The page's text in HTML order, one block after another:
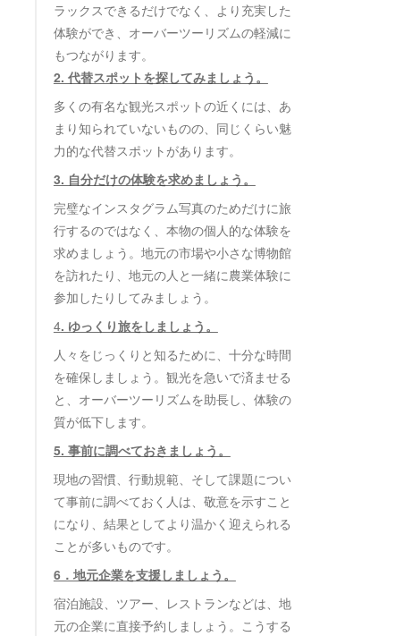
ラックスできるだけでなく、より充実した
体験ができ、オーバーツーリズムの軽減に
もつながります。
2. 代替スポットを探してみましょう。
多くの有名な観光スポットの近くには、あ
まり知られていないものの、同じくらい魅
力的な代替スポットがあります。
3. 自分だけの体験を求めましょう。
完璧なインスタグラム写真のためだけに旅
行するのではなく、本物の個人的な体験を
求めましょう。地元の市場や小さな博物館
を訪れたり、地元の人と一緒に農業体験に
参加したりしてみましょう。
4. ゆっくり旅をしましょう。
人々をじっくりと知るために、十分な時間
を確保しましょう。観光を急いで済ませる
と、オーバーツーリズムを助長し、体験の
質が低下します。
5. 事前に調べておきましょう。
現地の習慣、行動規範、そして課題につい
て事前に調べておく人は、敬意を示すこと
になり、結果としてより温かく迎えられる
ことが多いものです。
6．地元企業を支援しましょう。
宿泊施設、ツアー、レストランなどは、地
元の企業に直接予約しましょう。こうする